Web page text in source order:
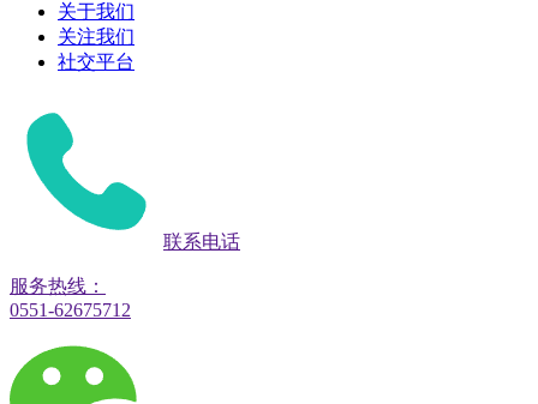
关于我们
关注我们
社交平台
联系电话
服务热线：
0551-62675712